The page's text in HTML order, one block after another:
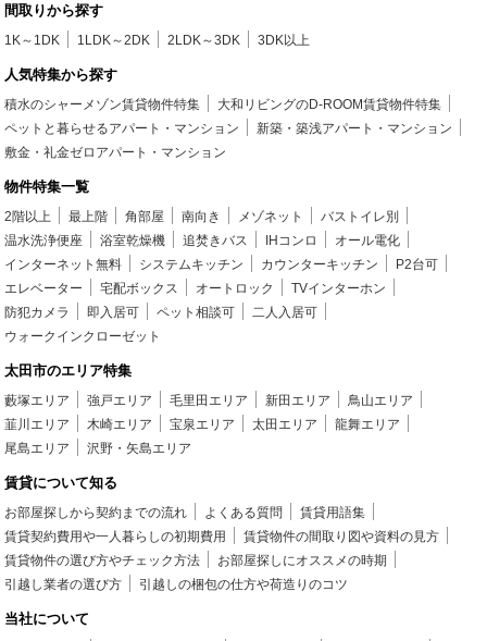
間取りから探す
1K～1DK 1LDK～2DK 2LDK～3DK 3DK以上
人気特集から探す
積水のシャーメゾン賃貸物件特集
大和リビングのD-ROOM賃貸物件特集
ペットと暮らせるアパート・マンション
新築・築浅アパート・マンション
敷金・礼金ゼロアパート・マンション
物件特集一覧
2階以上 最上階 角部屋 南向き メゾネット
バストイレ別
温水洗浄便座
浴室乾燥機 追焚きバス IHコンロ
オール電化
インターネット無料
システムキッチン カウンターキッチン
P2台可
エレベーター
宅配ボックス オートロック
TVインターホン
防犯カメラ
即入居可 ペット相談可
二人入居可
ウォークインクローゼット
太田市のエリア特集
藪塚エリア 強戸エリア 毛里田エリア 新田エリア
鳥山エリア
韮川エリア
木崎エリア 宝泉エリア 太田エリア
龍舞エリア
尾島エリア
沢野・矢島エリア
賃貸について知る
お部屋探しから契約までの流れ よくある質問
賃貸用語集
賃貸契約費用や一人暮らしの初期費用
賃貸物件の間取り図や資料の見方
賃貸物件の選び方やチェック方法
お部屋探しにオススメの時期
引越し業者の選び方
引越しの梱包の仕方や荷造りのコツ
当社について